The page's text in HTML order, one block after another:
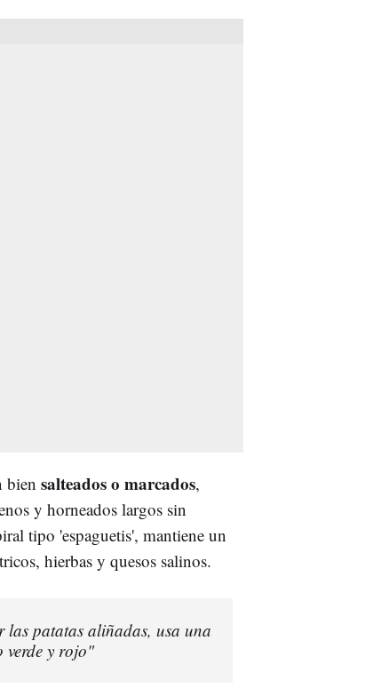
bien salteados o marcados,
y horneados largos sin
tipo 'espaguetis', mantiene un
hierbas y quesos salinos.
patatas aliñadas, usa una
verde y rojo"